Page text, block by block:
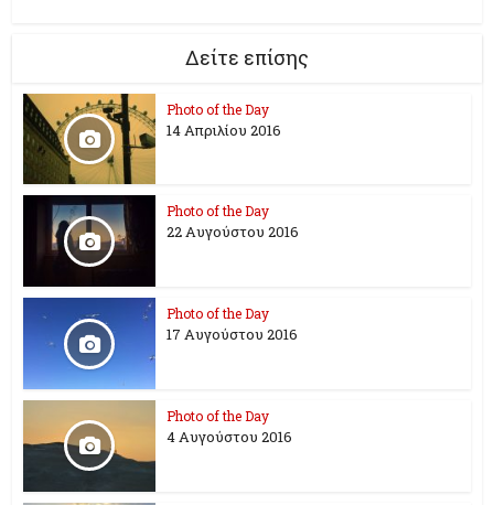
Δείτε επίσης
Photo of the Day
14 Απριλίου 2016
Photo of the Day
22 Αυγούστου 2016
Photo of the Day
17 Aυγούστου 2016
Photo of the Day
4 Αυγούστου 2016